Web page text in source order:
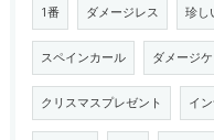
1番 ダメージレス 珍し
スペインカール ダメージ
クリスマスプレゼント イ